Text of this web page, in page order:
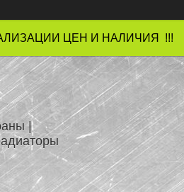
ЦЕН И НАЛИЧИЯ !!!
|